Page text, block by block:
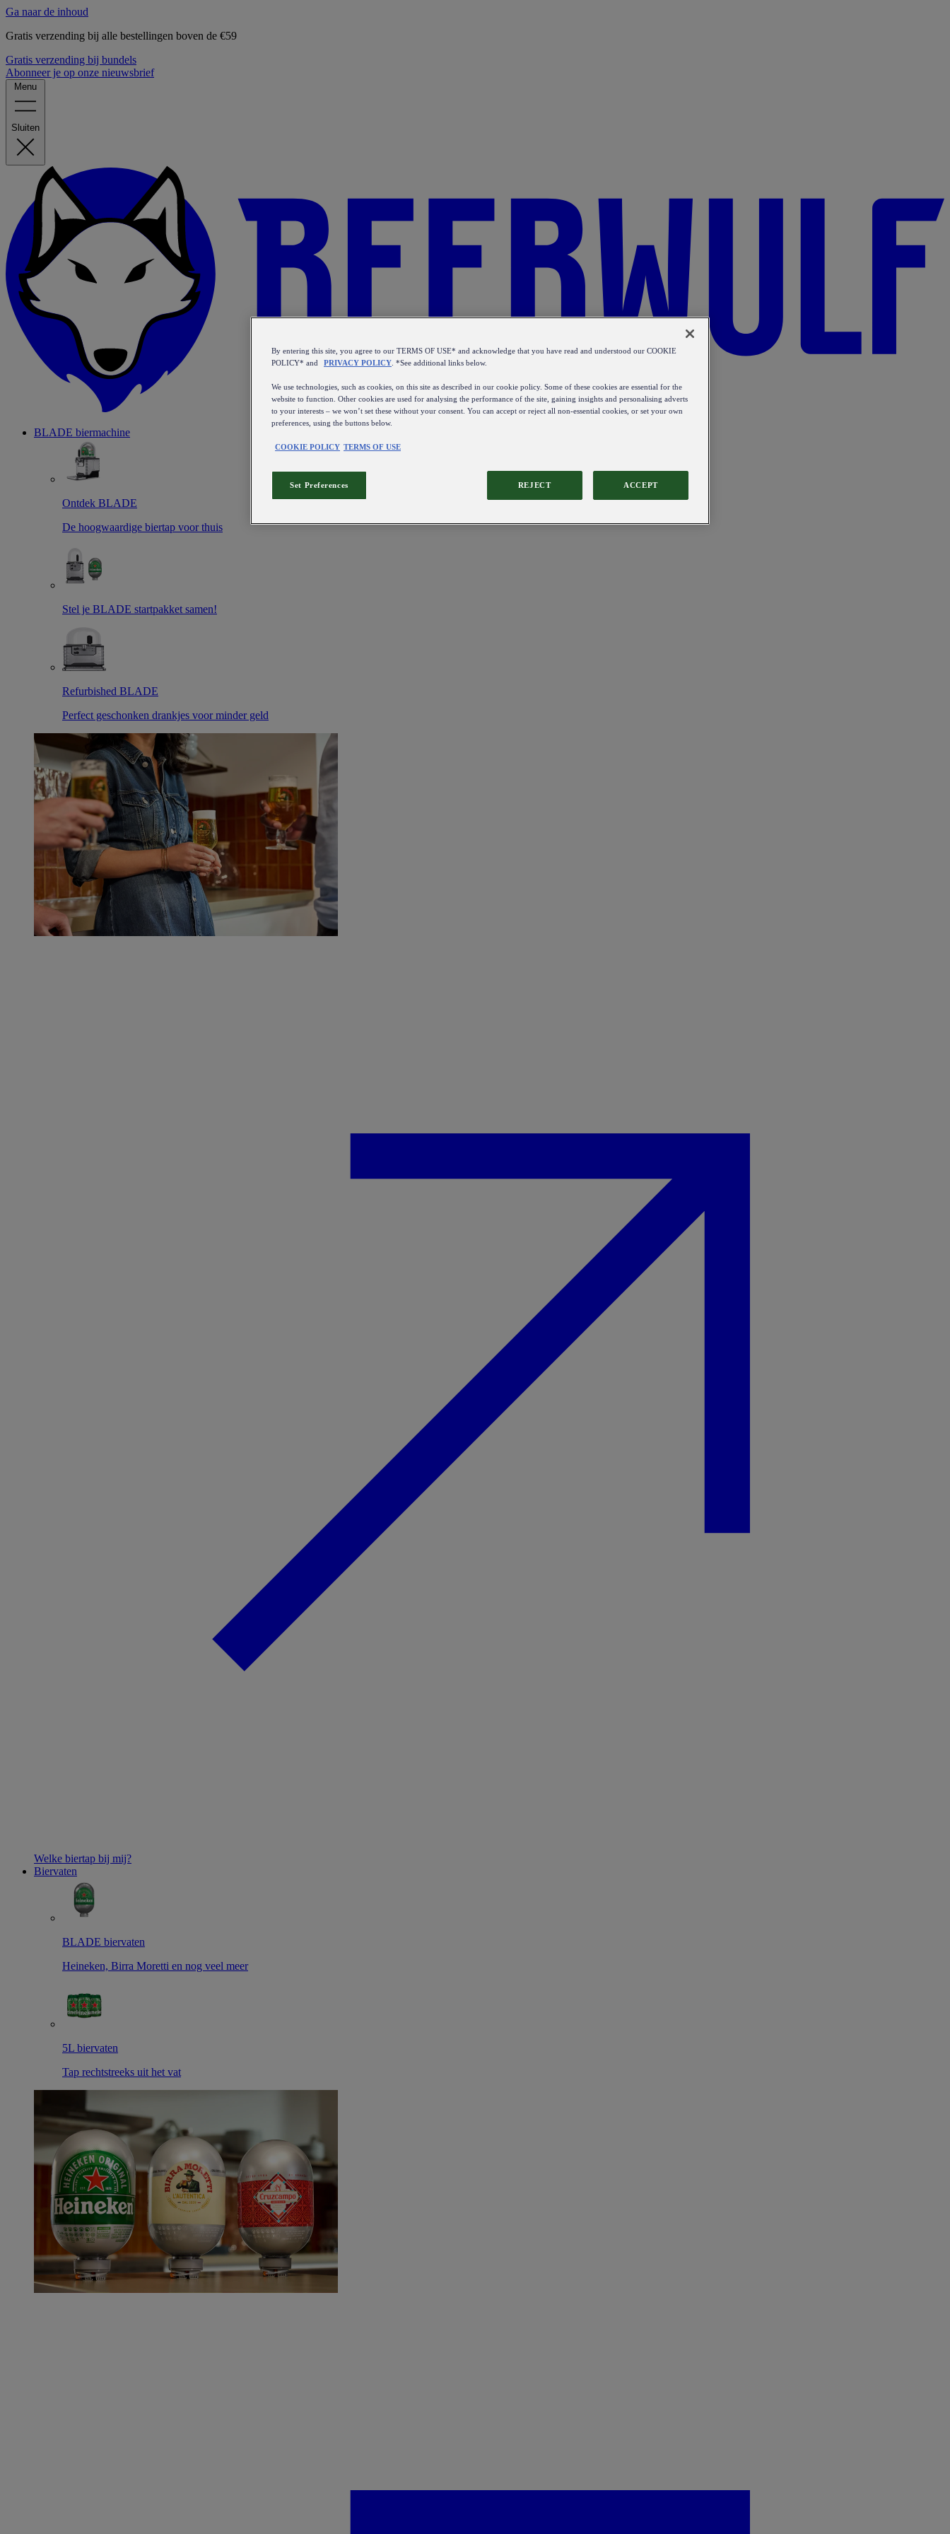
Ga naar de inhoud
Gratis verzending bij alle bestellingen boven de €59
Gratis verzending bij bundels
Abonneer je op onze nieuwsbrief
Menu
Sluiten
BLADE biermachine
Ontdek BLADE
De hoogwaardige biertap voor thuis
Stel je BLADE startpakket samen!
Refurbished BLADE
Perfect geschonken drankjes voor minder geld
Welke biertap bij mij?
Biervaten
BLADE biervaten
Heineken, Birra Moretti en nog veel meer
5L biervaten
Tap rechtstreeks uit het vat
By entering this site, you agree to our TERMS OF USE* and acknowledge that you have read and understood our COOKIE
POLICY* and
PRIVACY POLICY . *See additional links below.
We use technologies, such as cookies, on this site as described in our cookie policy. Some of these cookies are essential for the
website to function. Other cookies are used for analysing the performance of the site, gaining insights and personalising adverts
to your interests – we won’t set these without your consent. You can accept or reject all non-essential cookies, or set your own
preferences, using the buttons below.
COOKIE POLICY TERMS OF USE
REJECT ACCEPT
Set Preferences